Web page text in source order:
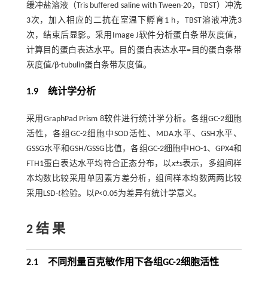
缓冲盐溶液（Tris buffered saline with Tween-20，TBST）冲洗
3次，加入相应的二抗在室温下孵育1 h，TBST溶液冲洗3
次，结束后显影。采用Image J软件分析蛋白条带灰度值，
计算目的蛋白表达水平。目的蛋白表达水平=目的蛋白条带
灰度值/β-tubulin蛋白条带灰度值。
1.9 统计学分析
采用GraphPad Prism 8软件进行统计学分析。各组GC-2细胞
活性，各组GC-2细胞中SOD活性、MDA水平、GSH水平、
GSSG水平和GSH/GSSG比值，各组GC-2细胞中HO-1、GPX4和
FTH1蛋白表达水平均符合正态分布，以x±s表示，多组间样
本均数比较采用单因素方差分析，组间样本均数两两比较
采用LSD-t检验。以P<0.05为差异有统计学意义。
2 结 果
2.1 不同剂量百克敏作用下各组GC-2细胞活性